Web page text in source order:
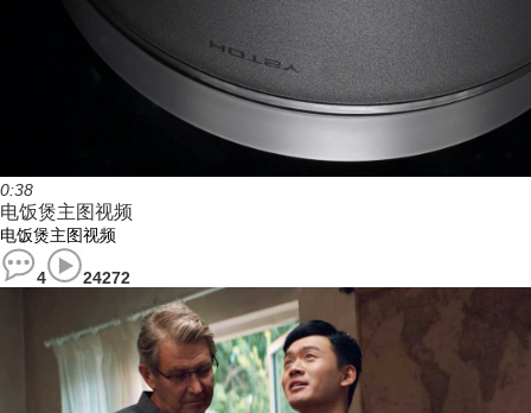
0:38
电饭煲主图视频
电饭煲主图视频
4 24272